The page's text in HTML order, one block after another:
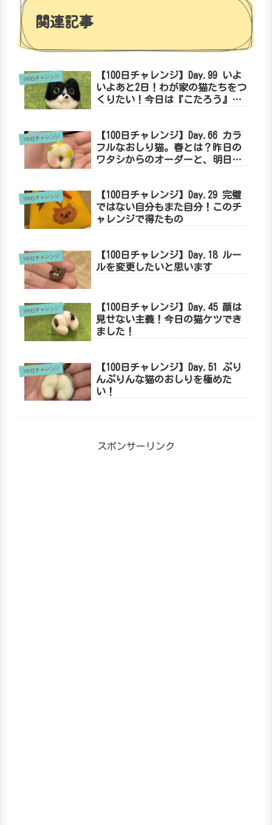
関連記事
100日チャレンジ
【100日チャレンジ】Day.99 いよ
いよあと2日！わが家の猫たちをつ
くりたい！今日は『こたろう』
100日チャレンジ
【100日チャレンジ】Day.66 カラ
フルなおしり猫。春とは？昨日の
ワタシからのオーダーと、明日の
100日チャレンジ
【100日チャレンジ】Day.29 完璧
ではない自分もまた自分！このチ
ャレンジで得たもの
100日チャレンジ
【100日チャレンジ】Day.18 ルー
ルを変更したいと思います
100日チャレンジ
【100日チャレンジ】Day.45 顔は
見せない主義！今日の猫ケツでき
ました！
100日チャレンジ
【100日チャレンジ】Day.51 ぷり
んぷりんな猫のおしりを極めた
い！
スポンサーリンク